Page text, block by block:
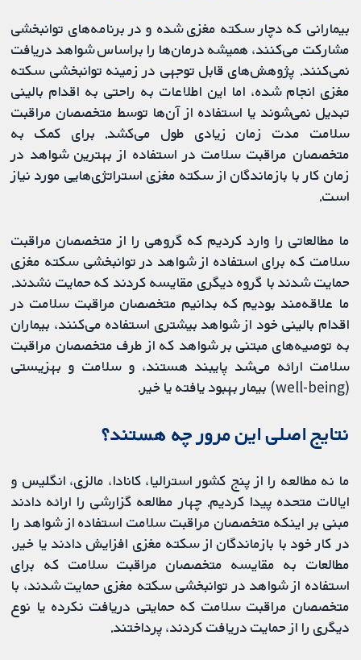
بیمارانی که دچار سکته مغزی شده و در برنامه‌های توانبخشی
مشارکت می‌کنند، همیشه درمان‌ها را براساس شواهد دریافت
نمی‌کنند. پژوهش‌های قابل توجهی در زمینه توانبخشی سکته
مغزی انجام شده، اما این اطلاعات به‌ راحتی به اقدام بالینی
تبدیل نمی‌شوند یا استفاده از آن‌ها توسط متخصصان مراقبت
سلامت مدت زمان زیادی طول می‌کشد. برای کمک به
متخصصان مراقبت سلامت در استفاده از بهترین شواهد در
زمان کار با بازماندگان از سکته مغزی استراتژی‌هایی مورد نیاز
است.
ما مطالعاتی را وارد کردیم که گروهی را از متخصصان مراقبت
سلامت که برای استفاده از شواهد در توانبخشی سکته مغزی
حمایت ‌شدند با گروه دیگری مقایسه کردند که حمایت نشدند.
ما علاقه‌مند بودیم که بدانیم متخصصان مراقبت سلامت در
اقدام بالینی خود از شواهد بیشتری استفاده می‌کنند، بیماران
به توصیه‌های مبتنی بر شواهد که از طرف متخصصان مراقبت
سلامت ارائه می‌شد پایبند هستند، و سلامت و بهزیستی
(well-being) بیمار بهبود یافته یا خیر.
نتایج اصلی این مرور چه هستند؟
ما نه مطالعه را از پنج کشور استرالیا، کانادا، مالزی، انگلیس و
ایالات متحده پیدا کردیم. چهار مطالعه گزارشی را ارائه دادند
مبنی بر اینکه متخصصان مراقبت سلامت استفاده از شواهد را
در کار خود با بازماندگان از سکته مغزی افزایش دادند یا خیر.
مطالعات به مقایسه متخصصان مراقبت سلامت که برای
استفاده از شواهد در توانبخشی سکته مغزی حمایت ‌شدند، با
متخصصان مراقبت سلامت که حمایتی دریافت نکرده یا نوع
دیگری را از حمایت دریافت کردند، پرداختند.